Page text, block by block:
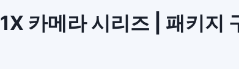
카메라 시리즈 | 패키지